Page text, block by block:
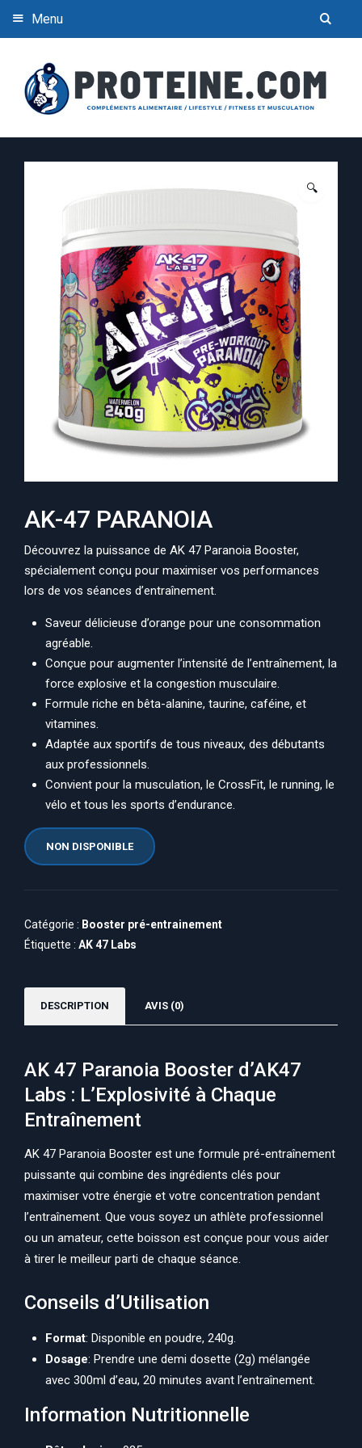
Menu
🔍
AK-47 PARANOIA
Découvrez la puissance de AK 47 Paranoia Booster,
spécialement conçu pour maximiser vos performances
lors de vos séances d’entraînement.
Saveur délicieuse d’orange pour une consommation
agréable.
Conçue pour augmenter l’intensité de l’entraînement, la
force explosive et la congestion musculaire.
Formule riche en bêta-alanine, taurine, caféine, et
vitamines.
Adaptée aux sportifs de tous niveaux, des débutants
aux professionnels.
Convient pour la musculation, le CrossFit, le running, le
vélo et tous les sports d’endurance.
NON DISPONIBLE
Catégorie : Booster pré-entrainement
Étiquette : AK 47 Labs
DESCRIPTION AVIS (0)
AK 47 Paranoia Booster d’AK47
Labs : L’Explosivité à Chaque
Entraînement
AK 47 Paranoia Booster est une formule pré-entraînement
puissante qui combine des ingrédients clés pour
maximiser votre énergie et votre concentration pendant
l’entraînement. Que vous soyez un athlète professionnel
ou un amateur, cette boisson est conçue pour vous aider
à tirer le meilleur parti de chaque séance.
Conseils d’Utilisation
Format: Disponible en poudre, 240g.
Dosage: Prendre une demi dosette (2g) mélangée
avec 300ml d’eau, 20 minutes avant l’entraînement.
Information Nutritionnelle